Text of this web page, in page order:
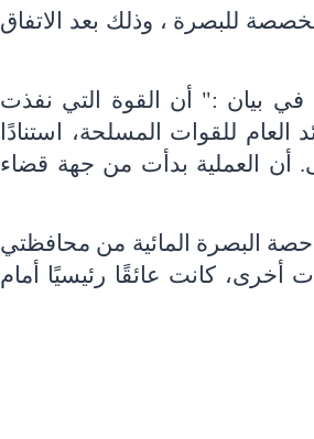
للبصرة ، وذلك بعد الاتفاق
في بيان :" أن القوة التي نفذت
للقوات المسلحة، استنادًا
أن العملية بدأت من جهة قضاء
البصرة المائية من محافظتي
أخرى، كانت عائقًا رئيسيًا أمام